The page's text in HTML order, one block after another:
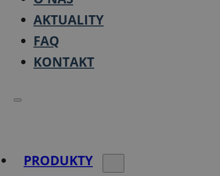
AKTUALITY
FAQ
KONTAKT
PRODUKTY